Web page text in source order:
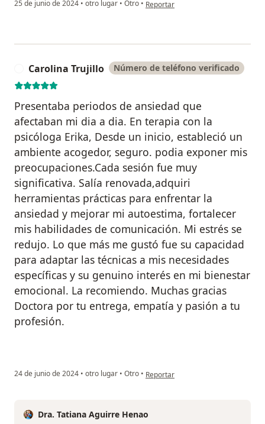
25 de junio de 2024 • otro lugar • Otro • Reportar
Carolina Trujillo Número de teléfono verificado
Presentaba periodos de ansiedad que
afectaban mi dia a dia. En terapia con la
psicóloga Erika, Desde un inicio, estableció un
ambiente acogedor, seguro. podia exponer mis
preocupaciones.Cada sesión fue muy
significativa. Salía renovada,adquiri
herramientas prácticas para enfrentar la
ansiedad y mejorar mi autoestima, fortalecer
mis habilidades de comunicación. Mi estrés se
redujo. Lo que más me gustó fue su capacidad
para adaptar las técnicas a mis necesidades
específicas y su genuino interés en mi bienestar
emocional. La recomiendo. Muchas gracias
Doctora por tu entrega, empatía y pasión a tu
profesión.
24 de junio de 2024 • otro lugar • Otro • en opinión del usuario Carolina
Reportar
Dra. Tatiana Aguirre Henao